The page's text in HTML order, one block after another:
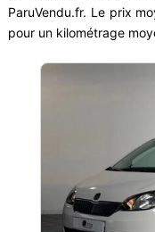
ParuVendu.fr. Le prix
pour un kilométrage